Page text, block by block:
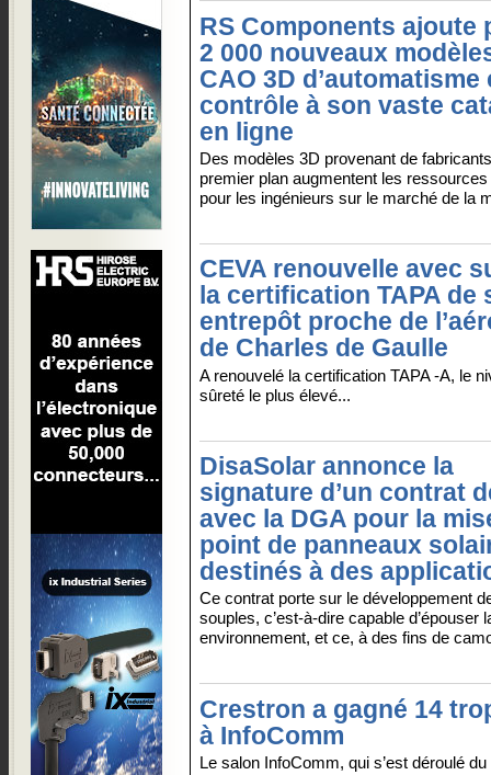
RS Components ajoute
2 000 nouveaux
CAO 3D d’automatisme
contrôle à son vaste
en ligne
Des modèles 3D provenant de
premier plan augmentent les
pour les ingénieurs sur le marché de la
CEVA renouvelle avec
la certification TAPA de
entrepôt proche de
de Charles de Gaulle
A renouvelé la certification TAPA -A, le
sûreté le plus élevé...
DisaSolar annonce la
signature d’un contrat
avec la DGA pour la
point de panneaux
destinés à des
Ce contrat porte sur le développement
souples, c’est-à-dire capable d’épouser
environnement, et ce, à des fins de
Crestron a gagné 14
à InfoComm
Le salon InfoComm, qui s’est déroulé